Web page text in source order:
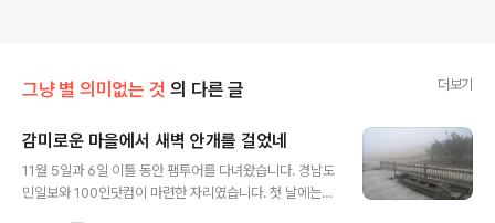
그냥 별 의미없는 것 의 다른 글 더보기
감미로운 마을에서 새벽 안개를 걸었네
11월 5일과 6일 이틀 동안 팸투어를 다녀왔습니다. 경남도
민일보와 100인닷컴이 마련한 자리였습니다. 첫 날에는